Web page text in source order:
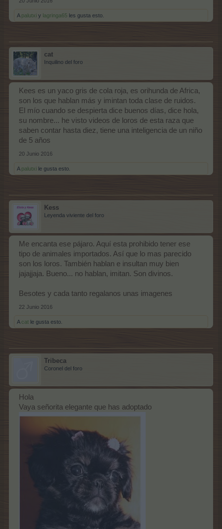
A palutxi y lagringa65 les gusta esto.
cat
Inquilino del foro
Kees es un yaco gris de cola roja, es orihunda de Africa,
son los que hablan más y imintan toda clase de ruidos.
El mío cuando se despierta dice buenos días, dice hola,
su nombre... he visto videos de loros de esta raza que
saben contar hasta diez, tiene una inteligencia de un niño
de 5 años
20 Junio 2016
A palutxi le gusta esto.
Kess
Leyenda viviente del foro
Me encanta ese pájaro. Aquí esta prohibido tener ese
tipo de animales importados. Así que lo mas parecido
son los loros. También hablan e insultan muy bien
jajajjaja. Bueno... no hablan, imitan. Son divinos.
Besotes y cada tanto regalanos unas imagenes
22 Junio 2016
A cat le gusta esto.
Tribeca
Coronel del foro
Hola
Vaya señorita elegante que has adoptado